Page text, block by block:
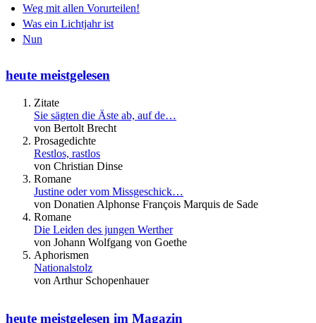
Weg mit allen Vorurteilen!
Was ein Lichtjahr ist
Nun
heute meistgelesen
Zitate
Sie sägten die Äste ab, auf de…
von Bertolt Brecht
Prosagedichte
Restlos, rastlos
von Christian Dinse
Romane
Justine oder vom Missgeschick…
von Donatien Alphonse François Marquis de Sade
Romane
Die Leiden des jungen Werther
von Johann Wolfgang von Goethe
Aphorismen
Nationalstolz
von Arthur Schopenhauer
heute meistgelesen im Magazin